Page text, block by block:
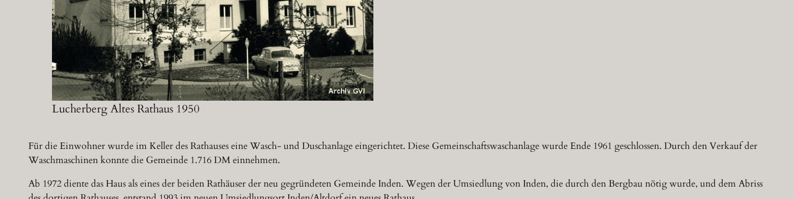
Lucherberg Altes Rathaus 1950
Für die Einwohner wurde im Keller des Rathauses eine Wasch- und Duschanlage eingerichtet. Diese Gemeinschaftswaschanlage wurde Ende 1961 geschlossen. Durch den Verkauf der
Waschmaschinen konnte die Gemeinde 1.716 DM einnehmen.
Ab 1972 diente das Haus als eines der beiden Rathäuser der neu gegründeten Gemeinde Inden. Wegen der Umsiedlung von Inden, die durch den Bergbau nötig wurde, und dem Abriss